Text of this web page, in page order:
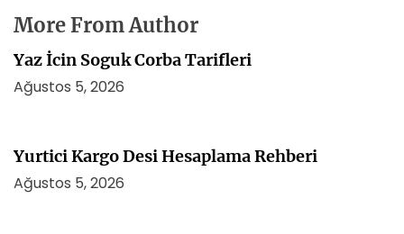
More From Author
Yaz İcin Soguk Corba Tarifleri
Ağustos 5, 2026
Yurtici Kargo Desi Hesaplama Rehberi
Ağustos 5, 2026